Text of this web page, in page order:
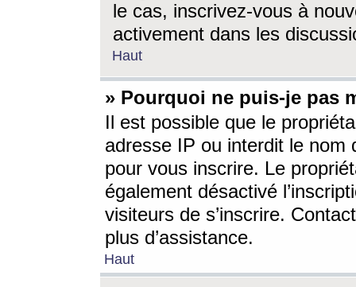
le cas, inscrivez-vous à
activement dans les
Haut
» Pourquoi ne puis-je pas
Il est possible que le
adresse IP ou interdit le nom
pour vous inscrire. Le
également désactivé
visiteurs de s’inscrire.
plus d’assistance.
Haut